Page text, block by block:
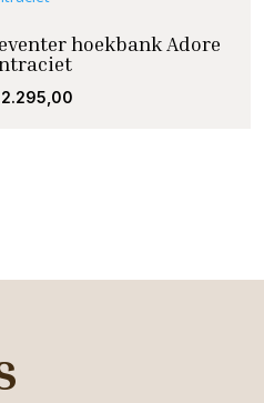
hoekbank Adore
2.295,00